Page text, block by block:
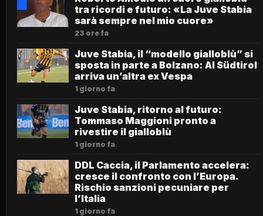
tra ricordi e futuro: «La Juve Stabia
sarà sempre nel mio cuore»
23 ore fa
Juve Stabia, il “modello gialloblù” si
sposta in parte a Bolzano: Al Südtirol
arriva un’altra ex Vespa
1 giorno fa
Juve Stabia, ritorno al futuro:
Tommaso Maggioni pronto a
rivestire il gialloblù
1 giorno fa
DDL Caccia, il Parlamento accelera:
cresce il confronto con l’Europa.
Rischio sanzioni pecuniare per
l’Italia
1 giorno fa